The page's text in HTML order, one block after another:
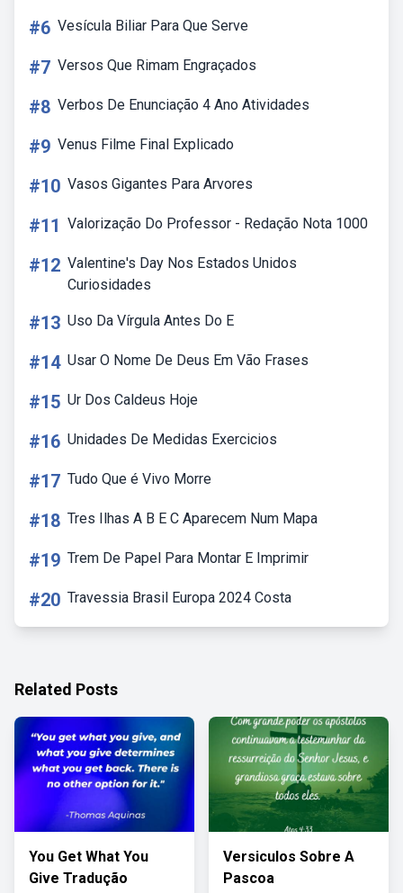
#6 Vesícula Biliar Para Que Serve
#7 Versos Que Rimam Engraçados
#8 Verbos De Enunciação 4 Ano Atividades
#9 Venus Filme Final Explicado
#10 Vasos Gigantes Para Arvores
#11 Valorização Do Professor - Redação Nota 1000
#12 Valentine's Day Nos Estados Unidos
Curiosidades
#13 Uso Da Vírgula Antes Do E
#14 Usar O Nome De Deus Em Vão Frases
#15 Ur Dos Caldeus Hoje
#16 Unidades De Medidas Exercicios
#17 Tudo Que é Vivo Morre
#18 Tres Ilhas A B E C Aparecem Num Mapa
#19 Trem De Papel Para Montar E Imprimir
#20 Travessia Brasil Europa 2024 Costa
Related Posts
You Get What You
Give Tradução
Versiculos Sobre A
Pascoa